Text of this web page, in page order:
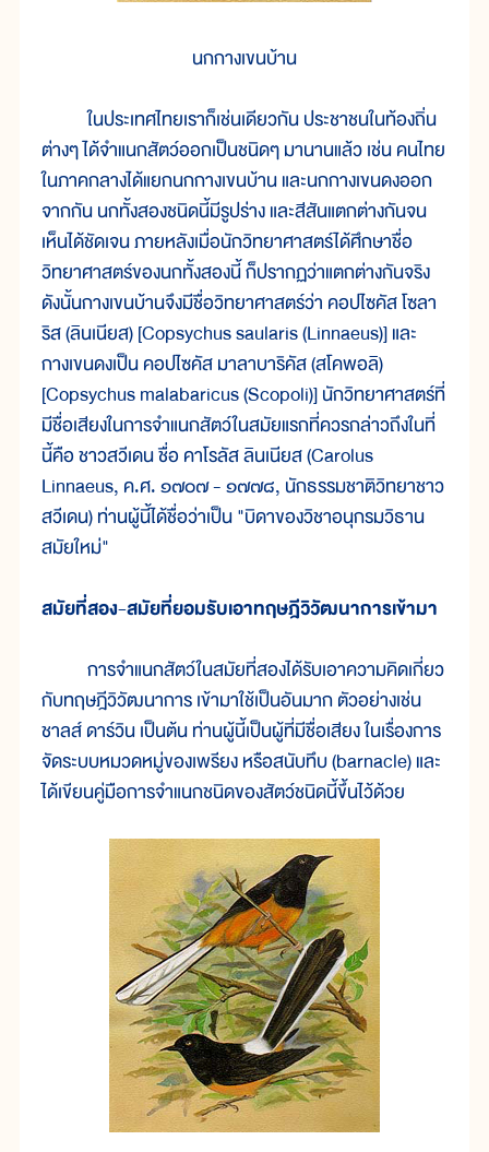
นกกางเขนบ้าน
ในประเทศไทยเราก็เช่นเดียวกัน ประชาชนในท้องถิ่น
ต่างๆ ได้จำแนกสัตว์ออกเป็นชนิดๆ มานานแล้ว เช่น คนไทย
ในภาคกลางได้แยกนกกางเขนบ้าน และนกกางเขนดงออก
จากกัน นกทั้งสองชนิดนี้มีรูปร่าง และสีสันแตกต่างกันจน
เห็นได้ชัดเจน ภายหลังเมื่อนักวิทยาศาสตร์ได้ศึกษาชื่อ
วิทยาศาสตร์ของนกทั้งสองนี้ ก็ปรากฏว่าแตกต่างกันจริง
ดังนั้นกางเขนบ้านจึงมีชื่อวิทยาศาสตร์ว่า คอปไซคัส โซลา
ริส (ลินเนียส) [Copsychus saularis (Linnaeus)] และ
กางเขนดงเป็น คอปไซคัส มาลาบาริคัส (สโคพอลิ)
[Copsychus malabaricus (Scopoli)] นักวิทยาศาสตร์ที่
มีชื่อเสียงในการจำแนกสัตว์ในสมัยแรกที่ควรกล่าวถึงในที่
นี้คือ ชาวสวีเดน ชื่อ คาโรลัส ลินเนียส (Carolus
Linnaeus, ค.ศ. ๑๗๐๗ - ๑๗๗๘, นักธรรมชาติวิทยาชาว
สวีเดน) ท่านผู้นี้ได้ชื่อว่าเป็น "บิดาของวิชาอนุกรมวิธาน
สมัยใหม่"
สมัยที่สอง-สมัยที่ยอมรับเอาทฤษฎีวิวัฒนาการเข้ามา
การจำแนกสัตว์ในสมัยที่สองได้รับเอาความคิดเกี่ยว
กับทฤษฎีวิวัฒนาการ เข้ามาใช้เป็นอันมาก ตัวอย่างเช่น
ชาลส์ ดาร์วิน เป็นต้น ท่านผู้นี้เป็นผู้ที่มีชื่อเสียง ในเรื่องการ
จัดระบบหมวดหมู่ของเพรียง หรือสนับทึบ (barnacle) และ
ได้เขียนคู่มือการจำแนกชนิดของสัตว์ชนิดนี้ขึ้นไว้ด้วย